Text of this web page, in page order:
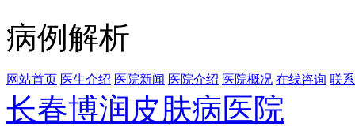
病例解析
网站首页 医生介绍 医院新闻 医院介绍 医院概况 在线咨询 联
长春博润皮肤病医院